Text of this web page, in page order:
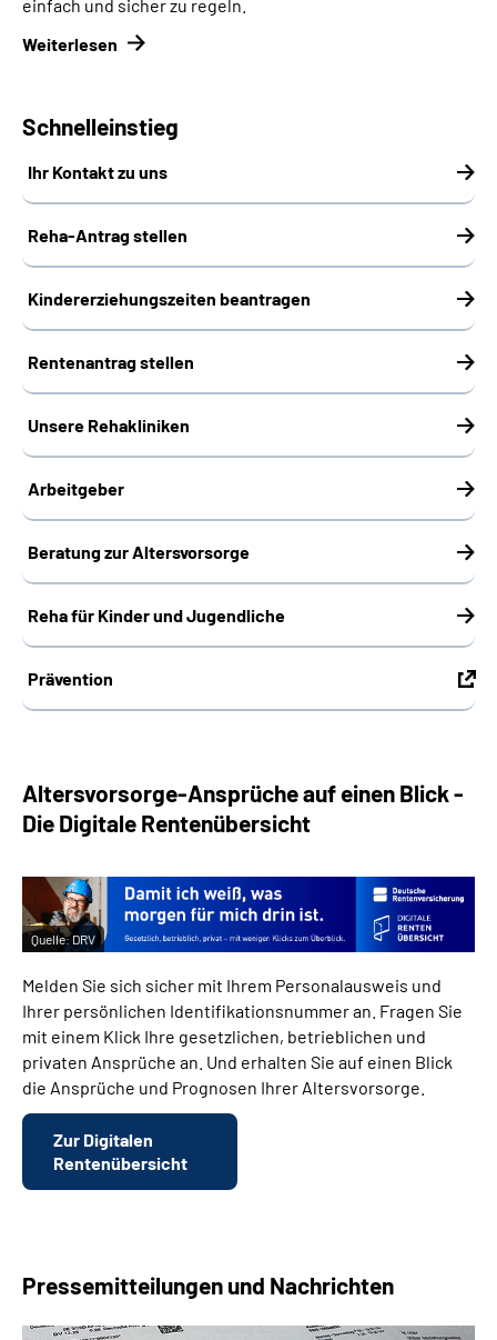
Mein Kundenportal
einfach und sicher zu regeln.
Weiterlesen
Schnelleinstieg
Ihr Kontakt zu uns
Reha-Antrag stellen
Kindererziehungszeiten beantragen
Rentenantrag stellen
Unsere Rehakliniken
Arbeitgeber
Beratung zur Altersvorsorge
Reha für Kinder und Jugendliche
Prävention
Altersvorsorge-Ansprüche auf einen Blick -
Die Digitale Rentenübersicht
Quelle:DRV
Melden Sie sich sicher mit Ihrem Personalausweis und
Ihrer persönlichen Identifikationsnummer an. Fragen Sie
mit einem Klick Ihre gesetzlichen, betrieblichen und
privaten Ansprüche an. Und erhalten Sie auf einen Blick
die Ansprüche und Prognosen Ihrer Altersvorsorge.
Zur Digitalen
Rentenübersicht
Pressemitteilungen und Nachrichten